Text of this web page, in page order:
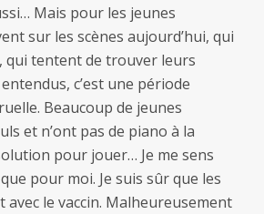
Mais pour les jeunes
sur les scènes aujourd’hui, qui
qui tentent de trouver leurs
c’est une période
Beaucoup de jeunes
et n’ont pas de piano à la
pour jouer… Je me sens
pour moi. Je suis sûr que les
avec le vaccin. Malheureusement